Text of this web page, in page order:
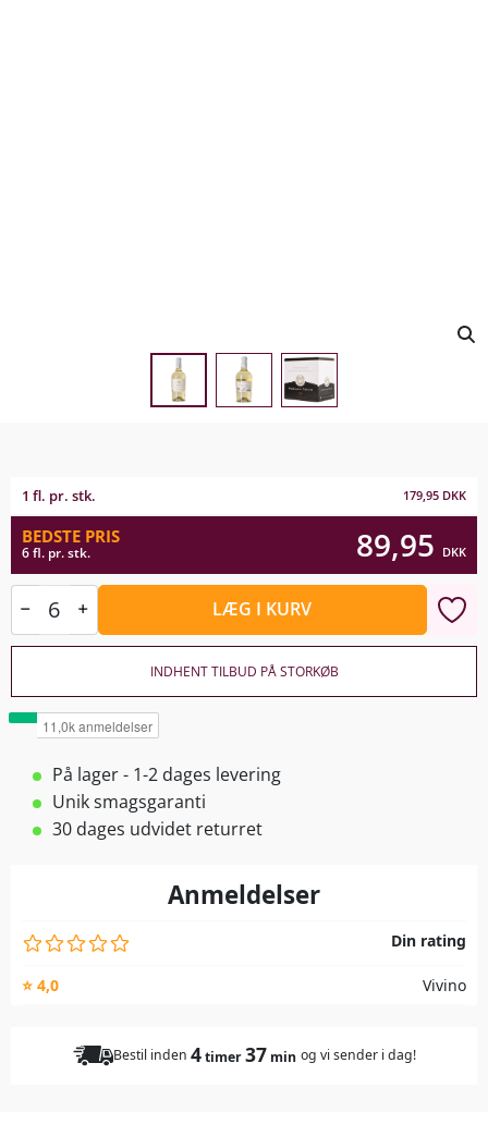
1 fl. pr. stk. 179,95 DKK
BEDSTE PRIS
6 fl. pr. stk. 89,95 DKK
LÆG I KURV
INDHENT TILBUD PÅ STORKØB
På lager - 1-2 dages levering
Unik smagsgaranti
30 dages udvidet returret
Anmeldelser
Din rating
⭐ 4,0 Vivino
Bestil inden 4timer37 min og vi sender i dag!